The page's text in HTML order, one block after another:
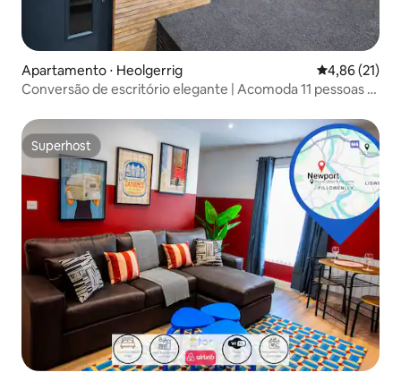
Apartamento ⋅ Heolgerrig 4,86 de uma
4,86 (21)
Conversão de escritório elegante | Acomoda 11 pessoas |
Superhost
Superhost